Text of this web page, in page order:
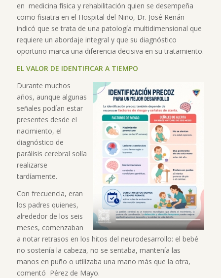
en medicina física y rehabilitación quien se desempeña
como fisiatra en el Hospital del Niño, Dr. José Renán
indicó que se trata de una patología multidimensional que
requiere un abordaje integral y que su diagnóstico
oportuno marca una diferencia decisiva en su tratamiento.
EL VALOR DE IDENTIFICAR A TIEMPO
Durante muchos
años, aunque algunas
señales podían estar
presentes desde el
nacimiento, el
diagnóstico de
parálisis cerebral solía
realizarse
tardíamente.
Con frecuencia, eran
los padres quienes,
alrededor de los seis
meses, comenzaban
a notar retrasos en los hitos del neurodesarrollo: el bebé
no sostenía la cabeza, no se sentaba, mantenía las
manos en puño o utilizaba una mano más que la otra,
comentó Pérez de Mayo.